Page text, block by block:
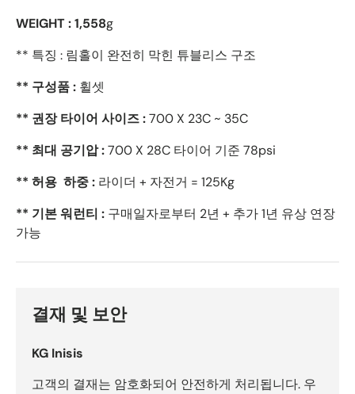
WEIGHT :1,558g
** 특징 : 림홀이 완전히 막힌 튜블리스 구조
** 구성품 : 휠셋
** 권장 타이어 사이즈 :700 X 23C ~ 35C
** 최대 공기압 :700 X 28C 타이어 기준 78psi
** 허용 하중 : 라이더 + 자전거 = 125Kg
** 기본 워런티 : 구매일자로부터 2년 + 추가 1년 유상 연장
가능
결재 및 보안
KG Inisis
고객의 결재는 암호화되어 안전하게 처리됩니다. 우